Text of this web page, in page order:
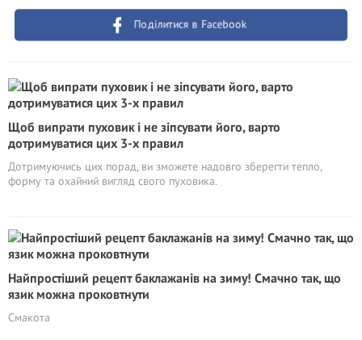
Поділитися в Facebook
Щоб випрати пуховик і не зіпсувати його, варто
дотримуватися цих 3-х правил
Дотримуючись цих порад, ви зможете надовго зберегти тепло,
форму та охайний вигляд свого пуховика.
Найпростіший рецепт баклажанів на зиму! Смачно так, що
язик можна проковтнути
Смакота